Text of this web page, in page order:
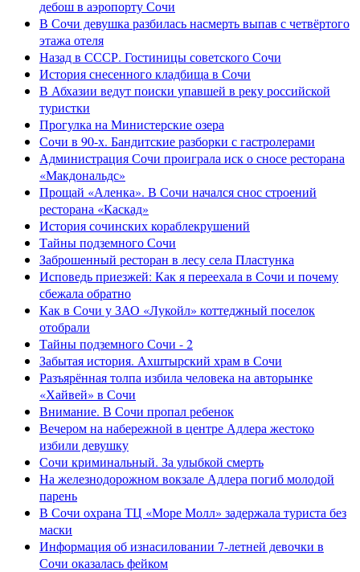
дебош в аэропорту Сочи
В Сочи девушка разбилась насмерть выпав с четвёртого
этажа отеля
Назад в СССР. Гостиницы советского Сочи
История снесенного кладбища в Сочи
В Абхазии ведут поиски упавшей в реку российской
туристки
Прогулка на Министерские озера
Сочи в 90-х. Бандитские разборки с гастролерами
Администрация Сочи проиграла иск о сносе ресторана
«Макдональдс»
Прощай «Аленка». В Сочи начался снос строений
ресторана «Каскад»
История сочинских кораблекрушений
Тайны подземного Сочи
Заброшенный ресторан в лесу села Пластунка
Исповедь приезжей: Как я переехала в Сочи и почему
сбежала обратно
Как в Сочи у ЗАО «Лукойл» коттеджный поселок
отобрали
Тайны подземного Сочи - 2
Забытая история. Ахштырский храм в Сочи
Разъярённая толпа избила человека на авторынке
«Хайвей» в Сочи
Внимание. В Сочи пропал ребенок
Вечером на набережной в центре Адлера жестоко
избили девушку
Сочи криминальный. За улыбкой смерть
На железнодорожном вокзале Адлера погиб молодой
парень
В Сочи охрана ТЦ «Море Молл» задержала туриста без
маски
Информация об изнасиловании 7-летней девочки в
Сочи оказалась фейком